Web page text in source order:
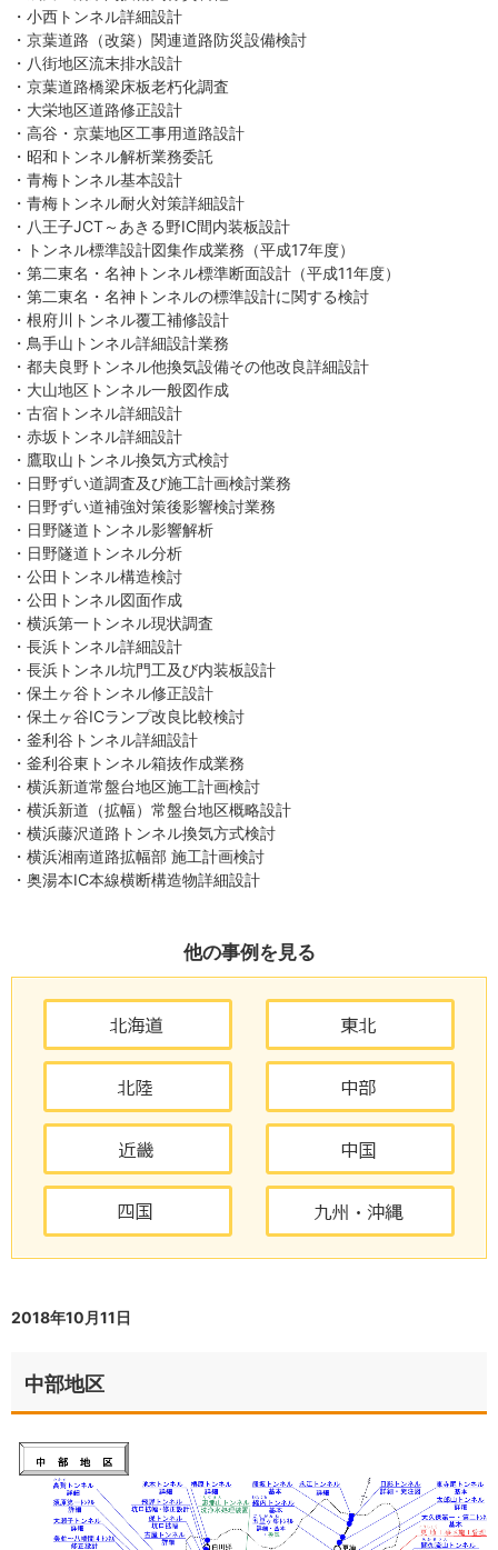
・小西トンネル詳細設計
・京葉道路（改築）関連道路防災設備検討
・八街地区流末排水設計
・京葉道路橋梁床板老朽化調査
・大栄地区道路修正設計
・高谷・京葉地区工事用道路設計
・昭和トンネル解析業務委託
・青梅トンネル基本設計
・青梅トンネル耐火対策詳細設計
・八王子JCT～あきる野IC間内装板設計
・トンネル標準設計図集作成業務（平成17年度）
・第二東名・名神トンネル標準断面設計（平成11年度）
・第二東名・名神トンネルの標準設計に関する検討
・根府川トンネル覆工補修設計
・鳥手山トンネル詳細設計業務
・都夫良野トンネル他換気設備その他改良詳細設計
・大山地区トンネル一般図作成
・古宿トンネル詳細設計
・赤坂トンネル詳細設計
・鷹取山トンネル換気方式検討
・日野ずい道調査及び施工計画検討業務
・日野ずい道補強対策後影響検討業務
・日野隧道トンネル影響解析
・日野隧道トンネル分析
・公田トンネル構造検討
・公田トンネル図面作成
・横浜第一トンネル現状調査
・長浜トンネル詳細設計
・長浜トンネル坑門工及び内装板設計
・保土ヶ谷トンネル修正設計
・保土ヶ谷ICランプ改良比較検討
・釜利谷トンネル詳細設計
・釜利谷東トンネル箱抜作成業務
・横浜新道常盤台地区施工計画検討
・横浜新道（拡幅）常盤台地区概略設計
・横浜藤沢道路トンネル換気方式検討
・横浜湘南道路拡幅部 施工計画検討
・奥湯本IC本線横断構造物詳細設計
他の事例を見る
2018年10月11日
中部地区